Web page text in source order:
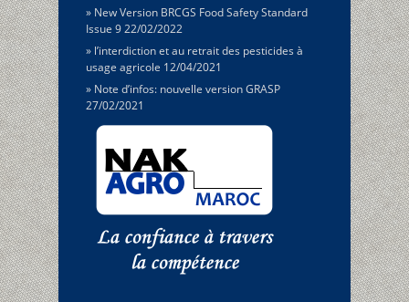
New Version BRCGS Food Safety Standard
Issue 922/02/2022
l’interdiction et au retrait des pesticides à
usage agricole 12/04/2021
Note d’infos: nouvelle version GRASP
27/02/2021